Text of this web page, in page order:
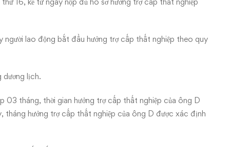
lao động bắt đầu hưởng trợ cấp thất nghiệp theo quy
dương lịch.
tháng, thời gian hưởng trợ cấp thất nghiệp của ông D
hưởng trợ cấp thất nghiệp của ông D được xác định